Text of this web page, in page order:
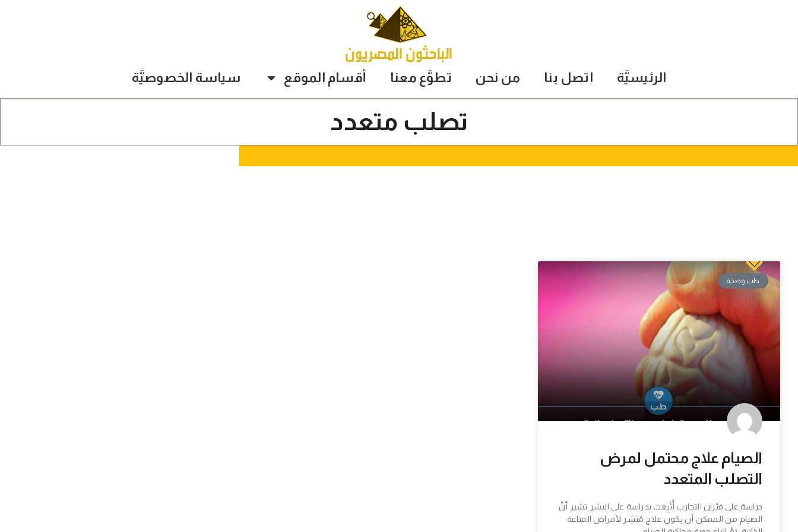
الرئيسيَّة اتصل بنا من نحن تطوَّع معنا أقسام الموقع سياسة الخصوصيَّة
تصلب متعدد
طب وصحة
الصيام علاج محتمل لمرض
التصلب المتعدد
دراسة على فئران التجارب أُتْبِعت بدراسة على البشر تشير أنَّ
الصيام من الممكن أن يكون علاج مُبَشِر لأمراض المناعة